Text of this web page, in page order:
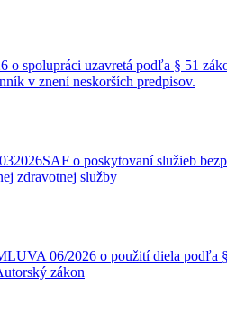
o spolupráci uzavretá podľa § 51
v znení neskorších predpisov.
o poskytovaní služieb
zdravotnej služby
06/2026 o použití diela podľa
zákon